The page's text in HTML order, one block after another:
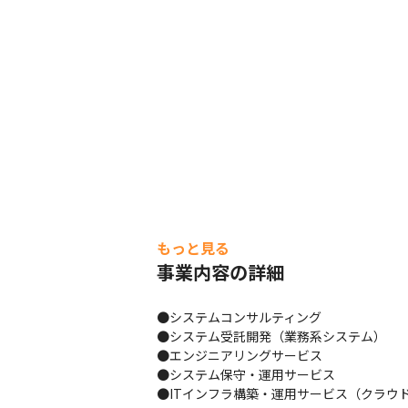
もっと見る
事業内容の詳細
●システムコンサルティング
●システム受託開発（業務系システム）
●エンジニアリングサービス
●システム保守・運用サービス
●ITインフラ構築・運用サービス（クラウ